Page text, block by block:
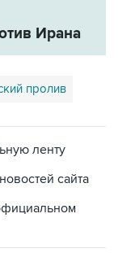
Ирана
пролив
ленту
сайта